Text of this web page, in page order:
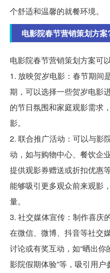
个舒适和温馨的就餐环境。
电影院春节营销策划方案
电影院春节营销策划方案可
1. 放映贺岁电影：春节期间
期，可以选择一些贺岁电影
的节日氛围和家庭观影需求
影。
2. 联合推广活动：可以与影
动，如与购物中心、餐饮企
提供观影券赠送或折扣优惠
能够吸引更多观众前来观影
量。
3. 社交媒体宣传：制作喜庆
在微信、微博、抖音等社交
讨论或有奖互动，如“晒出你
影院假期体验”等，吸引用